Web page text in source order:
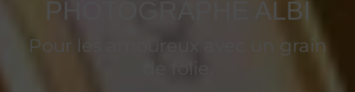
PHOTOGRAPHE ALBI
Pour les amoureux avec un grain
de folie.​